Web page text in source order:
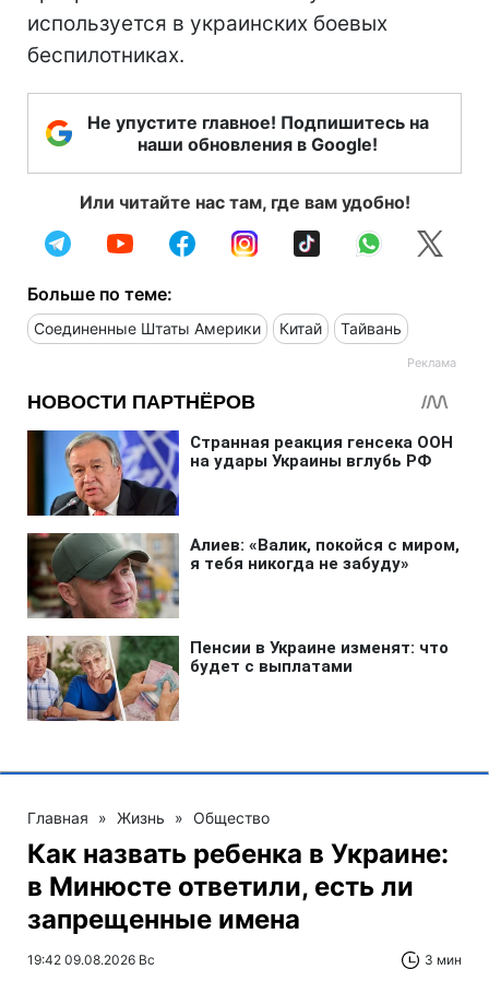
используется в украинских боевых
беспилотниках.
Не упустите главное! Подпишитесь на
наши обновления в Google!
Или читайте нас там, где вам удобно!
Больше по теме:
Соединенные Штаты Америки Китай Тайвань
Главная » Жизнь » Общество
Как назвать ребенка в Украине:
в Минюсте ответили, есть ли
запрещенные имена
19:42 09.08.2026 Вс 3 мин